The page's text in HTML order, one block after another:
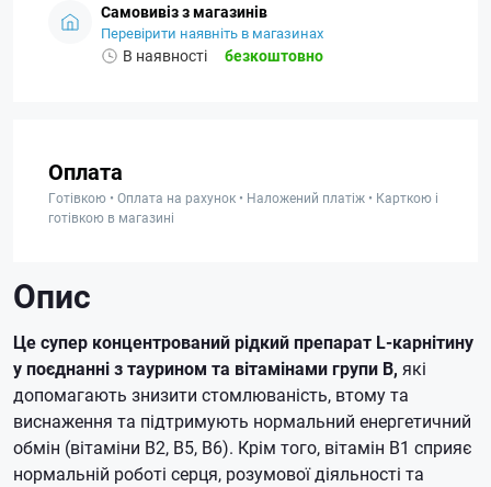
Самовивіз з магазинів
Перевірити наявніть в магазинах
В наявності безкоштовно
Оплата
Готівкою • Оплата на рахунок • Наложений платіж • Карткою і
готівкою в магазині
Опис
Це супер концентрований рідкий препарат L-карнітину
у поєднанні з таурином та вітамінами групи B, які
допомагають знизити стомлюваність, втому та
виснаження та підтримують нормальний енергетичний
обмін (вітаміни B2, B5, B6). Крім того, вітамін B1 сприяє
нормальній роботі серця, розумової діяльності та